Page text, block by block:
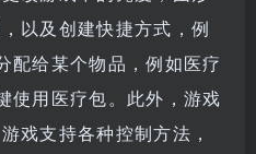
以及创建快捷方式，例
配给某个物品，例如医疗
使用医疗包。此外，游戏
戏支持各种控制方法，